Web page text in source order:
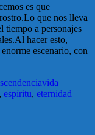
es que
que nos lleva
tiempo a personajes
hacer esto,
escenario, con
vida
, espíritu, eternidad